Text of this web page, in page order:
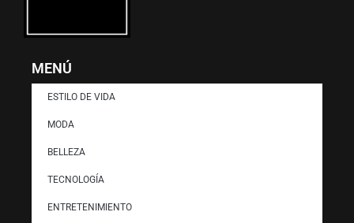
MENÚ
ESTILO DE VIDA
MODA
BELLEZA
TECNOLOGÍA
ENTRETENIMIENTO